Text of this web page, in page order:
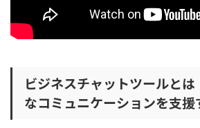
Microsoft Teams(日本マイクロソフト株
Zendesk(株式会社Zendesk)
sinclo(株式会社エフ・コード)
ビジネスチャットツールと
なコミュニケーションを支援